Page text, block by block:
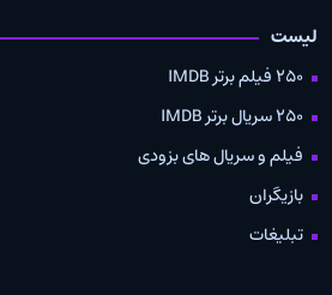
لیست
250 فیلم برتر IMDB
250 سریال برتر IMDB
فیلم و سریال های بزودی
بازیگران
تبلیغات